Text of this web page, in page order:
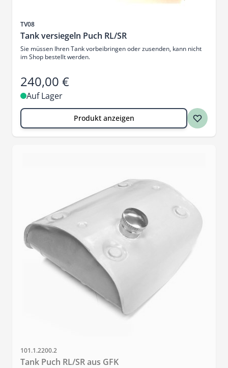
Artikelnr.
TV08
Tank versiegeln Puch RL/SR
Sie müssen Ihren Tank vorbeibringen oder zusenden, kann nicht
im Shop bestellt werden.
240,00 €
Auf Lager
Produkt anzeigen
Artikelnr.
101.1.2200.2
Tank Puch RL/SR aus GFK